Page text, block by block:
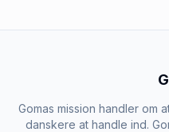
Gomas mission handler
danskere at handle ind.